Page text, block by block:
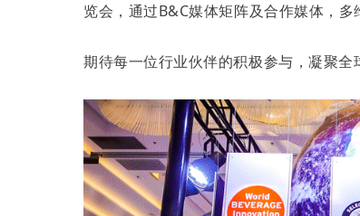
览会，通过B&C媒体矩阵及合作媒体，
期待每一位行业伙伴的积极参与，凝聚